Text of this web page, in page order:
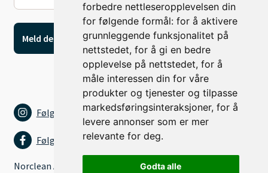
forbedre nettleseropplevelsen din
for følgende formål: for å aktivere
grunnleggende funksjonalitet på
nettstedet, for å gi en bedre
opplevelse på nettstedet, for å
måle interessen din for våre
produkter og tjenester og tilpasse
markedsføringsinteraksjoner, for å
levere annonser som er mer
relevante for deg.
Godta alle
Følg oss på Instagram
Følg oss på Facebook
Norclean AS